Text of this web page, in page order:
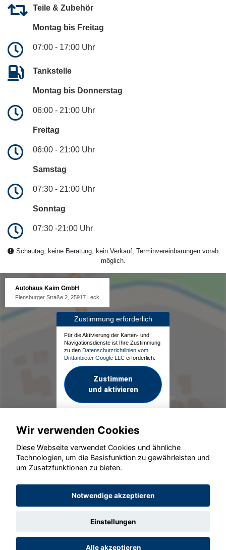
Teile & Zubehör
Montag bis Freitag
07:00 - 17:00 Uhr
Tankstelle
Montag bis Donnerstag
06:00 - 21:00 Uhr
Freitag
06:00 - 21:00 Uhr
Samstag
07:30 - 21:00 Uhr
Sonntag
07:30 -21:00 Uhr
Schautag, keine Beratung, kein Verkauf, Terminvereinbarungen vorab
möglich.
Autohaus Kaim GmbH
Flensburger Straße 2, 25917 Leck
Zustimmung erforderlich
Für die Aktivierung der Karten- und
Navigationsdienste ist Ihre Zustimmung
zu den Datenschutzrichtlinien vom
Drittanbieter Google LLC erforderlich.
Zustimmen
und aktivieren
© konjunkturmotor.de GmbH 2020 - 2026
Wir verwenden Cookies
Diese Webseite verwendet Cookies und ähnliche
Technologien, um die Basisfunktion zu gewährleisten und
um Zusatzfunktionen zu bieten.
Notwendige akzeptieren
Einstellungen
Alle akzeptieren